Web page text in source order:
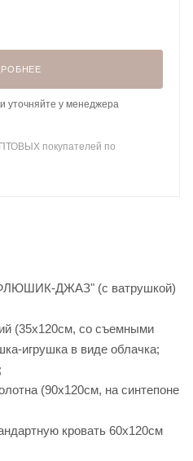
уточняйте у менеджера
покупателей по
ДЖАЗ" (с ватрушкой)
(35х120см, со съемными
игрушка в виде облачка;
(90х120см, на синтепоне
кровать 60х120см